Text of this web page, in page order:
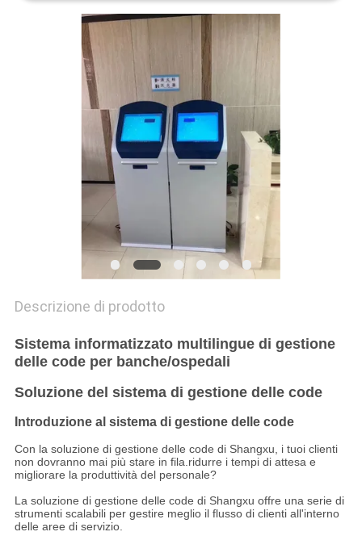
PRIVACY
Descrizione di prodotto
Sistema informatizzato multilingue di gestione
delle code per banche/ospedali
Soluzione del sistema di gestione delle code
Introduzione al sistema di gestione delle code
Con la soluzione di gestione delle code di Shangxu, i tuoi clienti
non dovranno mai più stare in fila.ridurre i tempi di attesa e
migliorare la produttività del personale?
La soluzione di gestione delle code di Shangxu offre una serie di
strumenti scalabili per gestire meglio il flusso di clienti all'interno
delle aree di servizio.